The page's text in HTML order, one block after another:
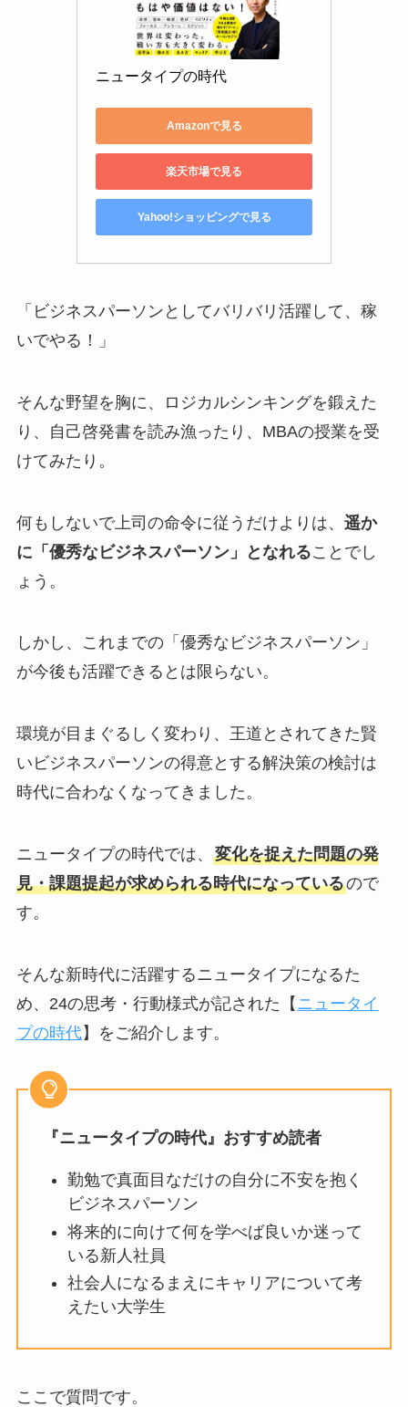
ニュータイプの時代
Amazonで見る
楽天市場で見る
Yahoo!ショッピングで見る
「ビジネスパーソンとしてバリバリ活躍して、稼
いでやる！」
そんな野望を胸に、ロジカルシンキングを鍛えた
り、自己啓発書を読み漁ったり、MBAの授業を受
けてみたり。
何もしないで上司の命令に従うだけよりは、 遥か
に「優秀なビジネスパーソン」となれることでし
ょう。
しかし、これまでの「優秀なビジネスパーソン」
が今後も活躍できるとは限らない。
環境が目まぐるしく変わり、王道とされてきた賢
いビジネスパーソンの得意とする解決策の検討は
時代に合わなくなってきました。
ニュータイプの時代では、 変化を捉えた問題の発
見・課題提起が求められる時代になっているので
す。
そんな新時代に活躍するニュータイプになるた
め、24の思考・行動様式が記された【 ニュータイ
プの時代】をご紹介します。
『ニュータイプの時代』おすすめ読者
勤勉で真面目なだけの自分に不安を抱く
ビジネスパーソン
将来的に向けて何を学べば良いか迷って
いる新人社員
社会人になるまえにキャリアについて考
えたい大学生
ここで質問です。